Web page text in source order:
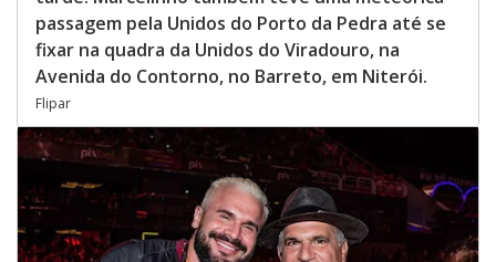
passagem pela Unidos do Porto da Pedra até se
fixar na quadra da Unidos do Viradouro, na
Avenida do Contorno, no Barreto, em Niterói.
Flipar